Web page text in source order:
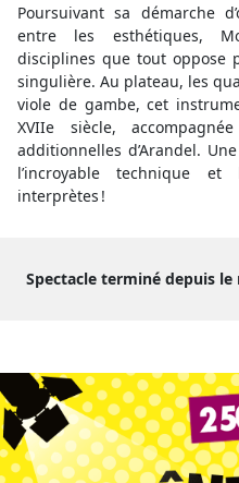
Poursuivant sa démarche
entre les esthétiques,
disciplines que tout oppose
singulière. Au plateau, les
viole de gambe, cet
XVIIe siècle,
additionnelles d’Arandel.
l’incroyable technique
interprètes !
Spectacle terminé depuis